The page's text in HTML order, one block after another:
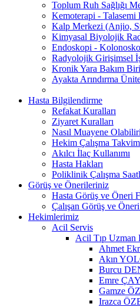
Toplum Ruh Sağlığı
Kemoterapi - Talasemi
Kalp Merkezi (Anjio,
Kimyasal Biyolojik
Endoskopi -
Radyolojik Girişimsel
Kronik Yara Bakım
Ayakta Arındırma
Hasta Bilgilendirme
Refakat Kuralları
Ziyaret Kuralları
Nasıl Muayene
Hekim Çalışma
Akılcı İlaç Kullanımı
Hasta Hakları
Poliklinik Çalışma
Görüş ve Önerileriniz
Hasta Görüş ve Öneri
Çalışan Görüş ve
Hekimlerimiz
Acil Servis
Acil Tıp Uzman
Ahmet
Akın
Burcu
Emre ÇAY
Gamze
Irazca